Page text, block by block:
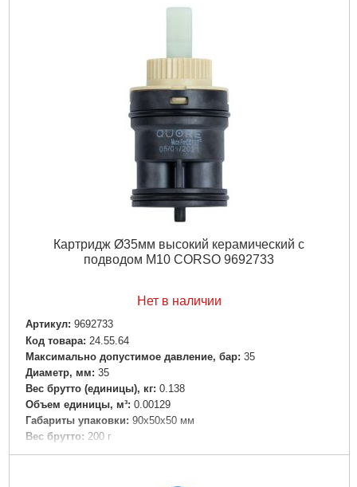
Картридж Ø35мм высокий керамический с
подводом M10 CORSO 9692733
Нет в наличии
Артикул: 9692733
Код товара: 24.55.64
Максимально допустимое давление, бар: 35
Диаметр, мм: 35
Вес брутто (единицы), кг: 0.138
Объем единицы, м³: 0.00129
Габариты упаковки: 90x50x50 мм
Вес брутто: 200 г